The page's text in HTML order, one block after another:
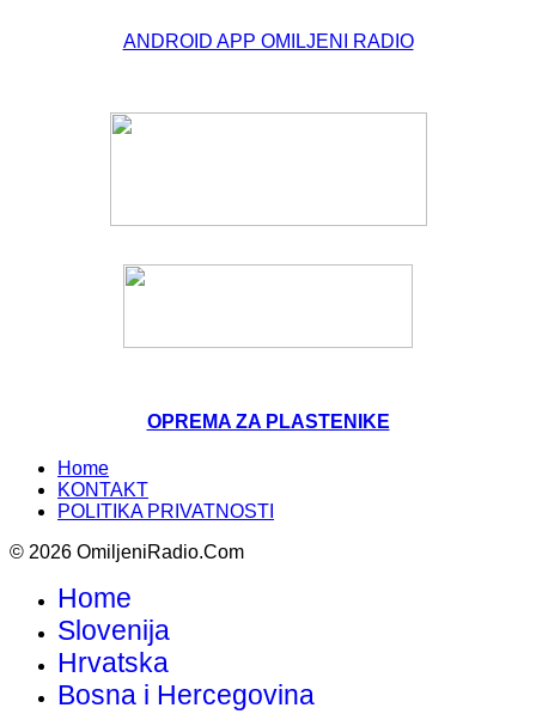
ANDROID APP OMILJENI RADIO
OPREMA ZA PLASTENIKE
Home
KONTAKT
POLITIKA PRIVATNOSTI
© 2026 OmiljeniRadio.Com
Home
Slovenija
Hrvatska
Bosna i Hercegovina